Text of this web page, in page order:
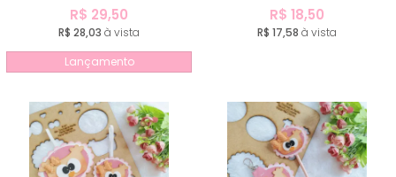
R$ 29,50
R$ 28,03 à vista
Lançamento
R$ 18,50
R$ 17,58 à vista